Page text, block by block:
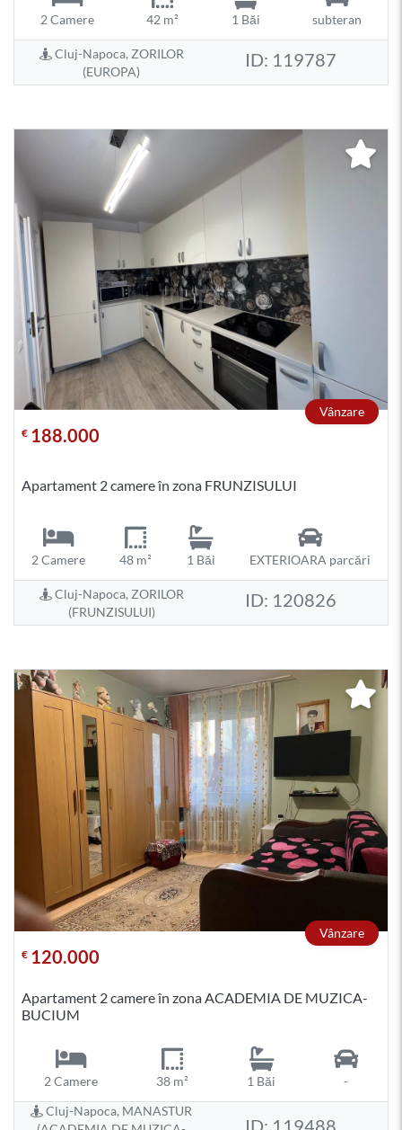
2 Camere 42 m² 1 Băi subteran
Cluj-Napoca, ZORILOR
(EUROPA)
ID: 119787
Vânzare
€ 188.000
Apartament 2 camere în zona FRUNZISULUI
2 Camere 48 m² 1 Băi EXTERIOARA parcări
Cluj-Napoca, ZORILOR
(FRUNZISULUI)
ID: 120826
Vânzare
€ 120.000
Apartament 2 camere în zona ACADEMIA DE MUZICA-
BUCIUM
2 Camere 38 m² 1 Băi
-
Cluj-Napoca, MANASTUR
ID: 119488